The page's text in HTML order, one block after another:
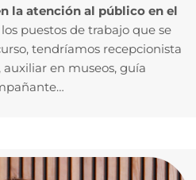
la atención al público en el
puestos de trabajo que se
tendríamos recepcionista
en museos, guía